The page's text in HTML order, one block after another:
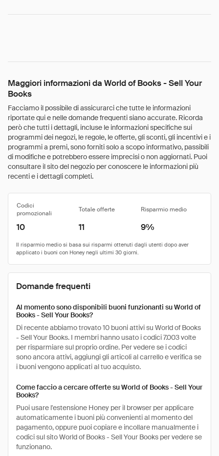
Maggiori informazioni da World of Books - Sell Your
Books
Facciamo il possibile di assicurarci che tutte le informazioni
riportate qui e nelle domande frequenti siano accurate. Ricorda
però che tutti i dettagli, incluse le informazioni specifiche sui
programmi dei negozi, le regole, le offerte, gli sconti, gli incentivi e i
programmi a premi, sono forniti solo a scopo informativo, passibili
di modifiche e potrebbero essere imprecisi o non aggiornati. Puoi
consultare il sito del negozio per conoscere le informazioni più
recenti e i dettagli completi.
Codici
promozionali
Totale offerte Risparmio medio
10 11 9%
Domande frequenti
Al momento sono disponibili buoni funzionanti su World of
Books - Sell Your Books?
Di recente abbiamo trovato 10 buoni attivi su World of Books
- Sell Your Books. I membri hanno usato i codici 7.003 volte
per risparmiare sul proprio ordine. Per vedere se i codici
sono ancora attivi, aggiungi gli articoli al carrello e verifica se
i buoni vengono applicati al tuo acquisto.
Come faccio a cercare offerte su World of Books - Sell Your
Books?
Puoi usare l'estensione Honey per il browser per applicare
automaticamente i buoni più convenienti al momento del
pagamento, oppure puoi copiare e incollare manualmente i
codici sul sito World of Books - Sell Your Books per vedere se
funzionano.